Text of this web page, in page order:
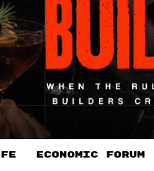
ECONOMIC FORUM